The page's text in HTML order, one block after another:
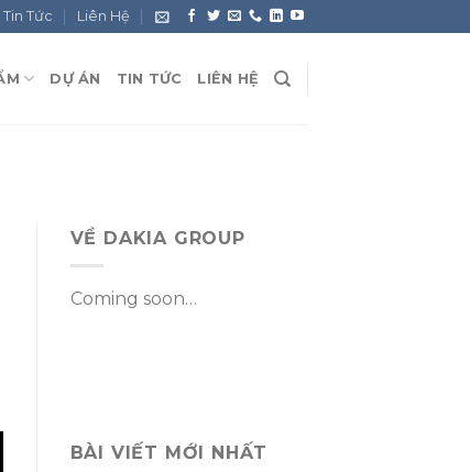
Tin Tức Liên Hệ
DỰ ÁN TIN TỨC LIÊN HỆ
VỀ DAKIA GROUP
Coming soon…
BÀI VIẾT MỚI NHẤT